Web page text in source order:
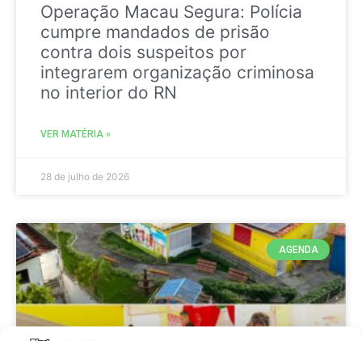
Operação Macau Segura: Polícia
cumpre mandados de prisão
contra dois suspeitos por
integrarem organização criminosa
no interior do RN
VER MATÉRIA »
28 de julho de 2026
AGENDA